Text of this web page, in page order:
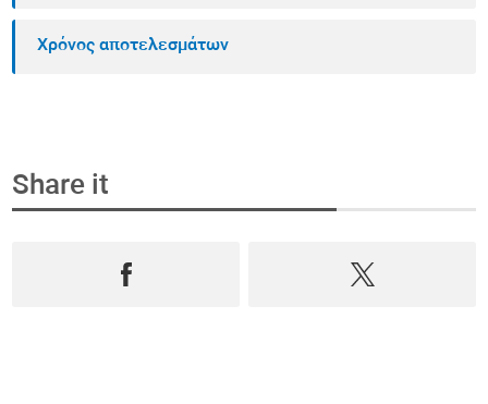
Χρόνος αποτελεσμάτων
Share it